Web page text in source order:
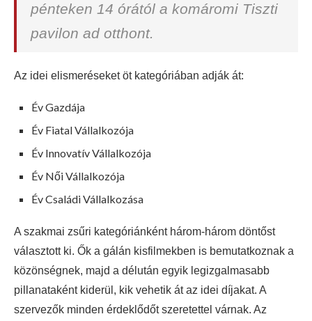
pénteken 14 órától a komáromi Tiszti
pavilon ad otthont.
Az idei elismeréseket öt kategóriában adják át:
Év Gazdája
Év Fiatal Vállalkozója
Év Innovatív Vállalkozója
Év Női Vállalkozója
Év Családi Vállalkozása
A szakmai zsűri kategóriánként három-három döntőst
választott ki. Ők a gálán kisfilmekben is bemutatkoznak a
közönségnek, majd a délután egyik legizgalmasabb
pillanataként kiderül, kik vehetik át az idei díjakat. A
szervezők minden érdeklődőt szeretettel várnak. Az